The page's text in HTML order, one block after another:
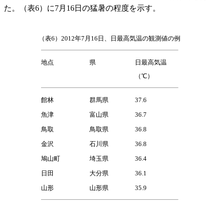
た。（表6）に7月16日の猛暑の程度を示す。
（表6）2012年7月16日、日最高気温の観測値の例
地点 県
日最高気温
（℃）
館林 群馬県
37.6
魚津
富山県
36.7
鳥取
鳥取県
36.8
金沢
石川県
36.8
鳩山町
埼玉県
36.4
日田
大分県
36.1
山形
山形県 35.9